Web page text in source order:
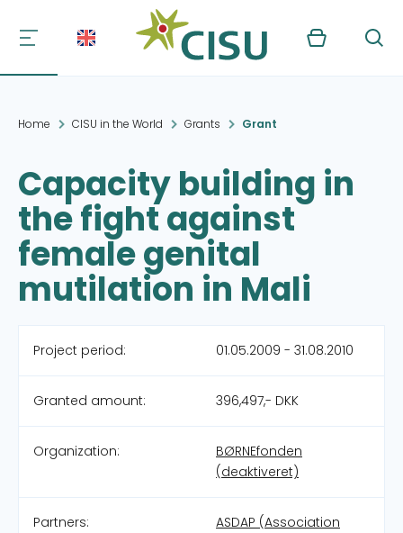
Kurv Søg
Home CISU in the World Grants Grant
Capacity building in
the fight against
female genital
mutilation in Mali
Project period: 01.05.2009 - 31.08.2010
Granted amount: 396,497,- DKK
Organization:
BØRNEfonden
(deaktiveret)
Partners:
ASDAP (Association